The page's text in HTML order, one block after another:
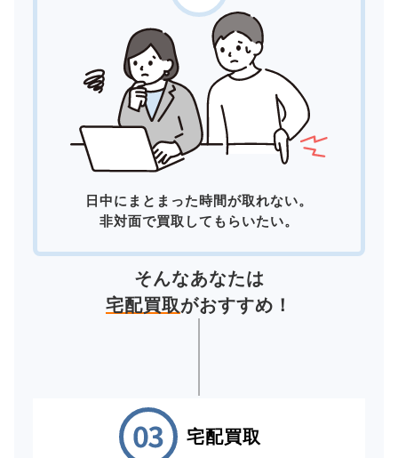
日中にまとまった時間が取れない。
非対面で買取してもらいたい。
そんなあなたは
宅配買取がおすすめ！
宅配買取